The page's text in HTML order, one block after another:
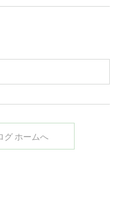
グ ホームへ